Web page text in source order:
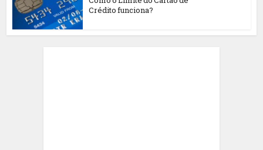
Crédito funciona?